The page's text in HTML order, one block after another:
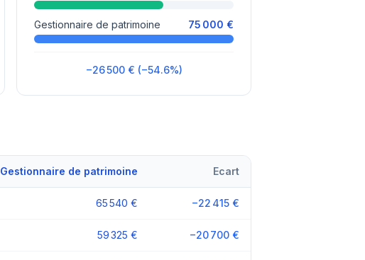
Gestionnaire de patrimoine 75 000 €
−26 500 € (−54.6%)
Gestionnaire de patrimoine Ecart
65 540 € −22 415 €
59 325 € −20 700 €